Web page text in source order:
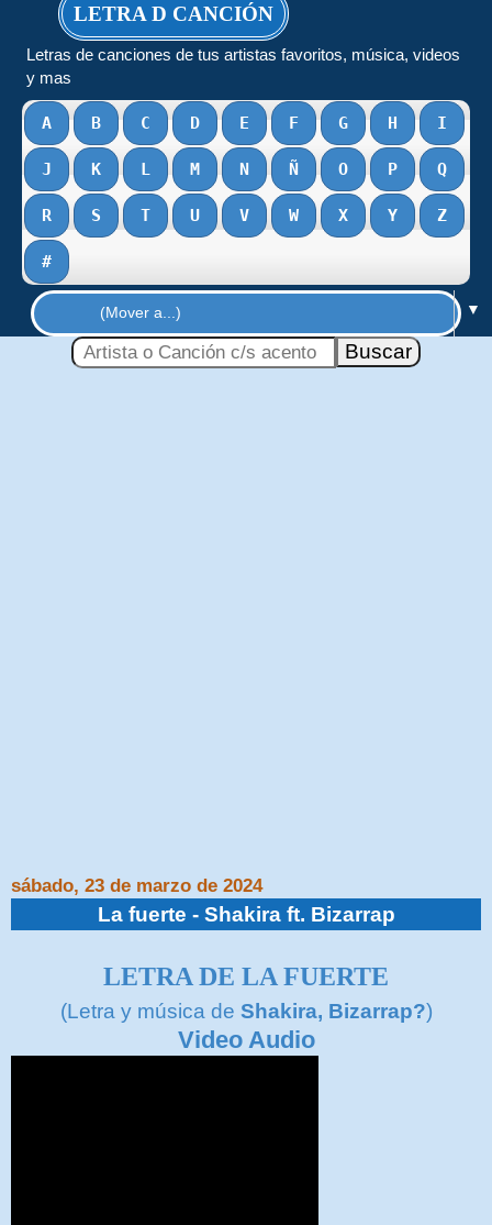
LETRA D CANCIÓN
Letras de canciones de tus artistas favoritos, música, videos
y mas
A B C D E F G H I
J K L M N Ñ O P Q
R S T U V W X Y Z
#
▼
sábado, 23 de marzo de 2024
La fuerte - Shakira ft. Bizarrap
LETRA DE LA FUERTE
(Letra y música de Shakira, Bizarrap?)
Video Audio